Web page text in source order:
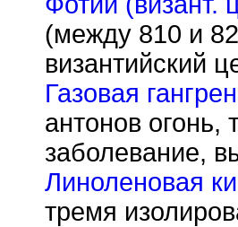
(между 810 и
византийский
Газовая
антонов
заболевание,
Линоленовая
тремя